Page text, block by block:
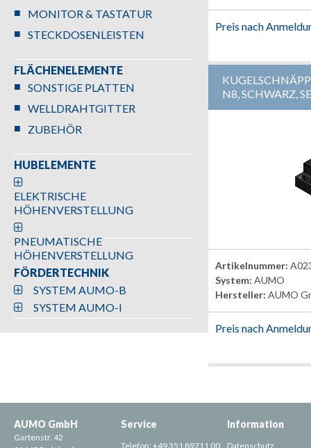
MONITOR & TASTATUR
STECKDOSENLEISTEN
FLÄCHENELEMENTE
SONSTIGE PLATTEN
WELLDRAHTGITTER
ZUBEHÖR
HUBELEMENTE
ELEKTRISCHE
HÖHENVERSTELLUNG
PNEUMATISCHE
HÖHENVERSTELLUNG
FÖRDERTECHNIK
SYSTEM AUMO-B
SYSTEM AUMO-I
Preis nach
N8, SCHWARZ,
Artikelnummer:
System: AUMO
Hersteller: AUMO
Preis nach
AUMO GmbH
Gartenstr. 42
Service
Telefon: +49 351 89711 00
Information
Datenschutz